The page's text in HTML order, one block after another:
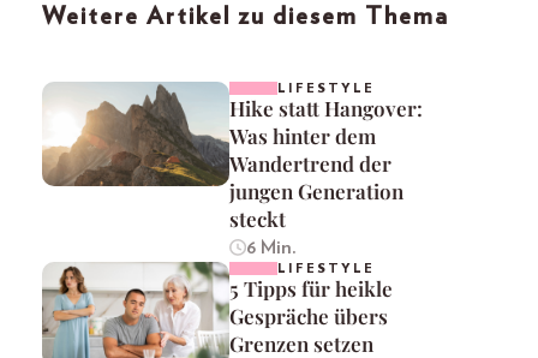
Weitere Artikel zu diesem Thema
LIFESTYLE
Hike statt Hangover:
Was hinter dem
Wandertrend der
jungen Generation
steckt
6 Min.
LIFESTYLE
5 Tipps für heikle
Gespräche übers
Grenzen setzen